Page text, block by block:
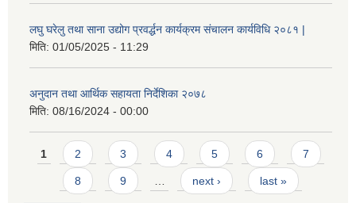
लघु घरेलु तथा साना उद्योग प्रवर्द्धन कार्यक्रम संचालन कार्यविधि २०८१ |
मिति: 01/05/2025 - 11:29
अनुदान तथा आर्थिक सहायता निर्देशिका २०७८
मिति: 08/16/2024 - 00:00
Pages
1 2 3 4 5 6 7
8 9 … next › last »